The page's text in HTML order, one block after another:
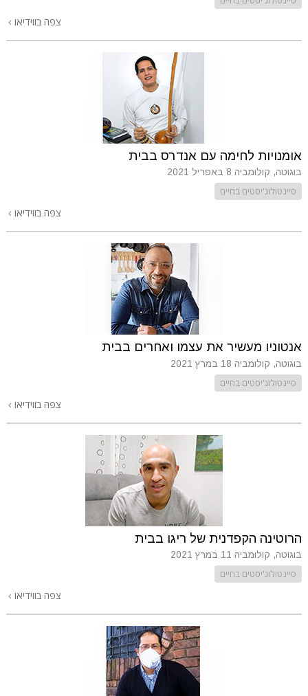
צפה בווידיאו
אומנויות לחימה עם אנדרס בבית
בוגוטה, קולומביה 8 באפריל 2021
סיינטולוג'יסטים בחיים
צפה בווידיאו
אנטוניו מעשיר את עצמו ואחרים בבית
בוגוטה, קולומביה 18 במרץ 2021
סיינטולוג'יסטים בחיים
צפה בווידיאו
הרוטינה הקפדנית של ריגו בבית
בוגוטה, קולומביה 11 במרץ 2021
סיינטולוג'יסטים בחיים
צפה בווידיאו